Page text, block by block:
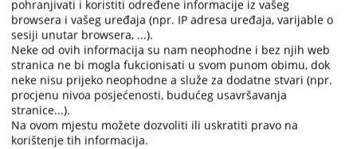
and
select
a
date.
Press
the
question
mark
and
select
a
date.
Press
the
question
mark
Podnošenje pritužbi
Detaljne informacije o procesu podnošenja pritužbe i toku
disciplinskog postupka
pohranjivati i koristiti određene informacije iz vašeg
browsera i vašeg uređaja (npr. IP adresa uređaja, varijable o
sesiji unutar browsera, ...).
Neke od ovih informacija su nam neophodne i bez njih web
stranica ne bi mogla fukcionisati u svom punom obimu, dok
neke nisu prijeko neophodne a služe za dodatne stvari (npr.
procjenu nivoa posjećenosti, budućeg usavršavanja
stranice...).
Na ovom mjestu možete dozvoliti ili uskratiti pravo na
korištenje tih informacija.